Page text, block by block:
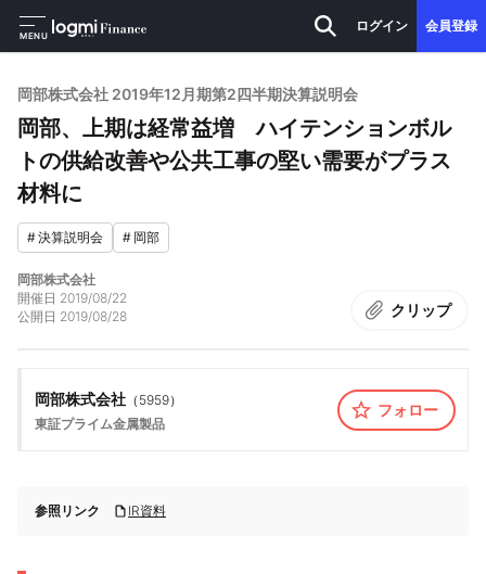
MENU
ログイン 会員登録
岡部株式会社 2019年12月期第2四半期決算説明会
岡部、上期は経常益増 ハイテンションボル
トの供給改善や公共工事の堅い需要がプラス
材料に
#決算説明会 # 岡部
岡部株式会社
開催日 2019/08/22
公開日 2019/08/28 クリップ
岡部株式会社 （ 5959）
東証プライム金属製品
フォロー
参照リンク IR資料